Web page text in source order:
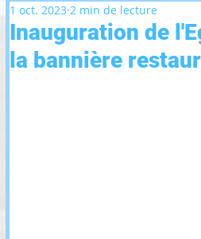
Inauguration de
la bannière
1 oct. 2023 2 min de lecture